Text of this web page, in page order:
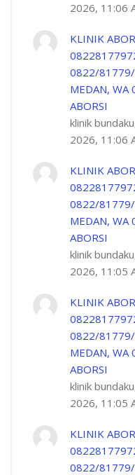
2026, 11:06
KLINIK
0822/81779/
MEDAN,
ABORSI
klinik
2026, 11:06
KLINIK
0822/81779/
MEDAN,
ABORSI
klinik
2026, 11:05
KLINIK
0822/81779/
MEDAN,
ABORSI
klinik
2026, 11:05
KLINIK
0822/81779/